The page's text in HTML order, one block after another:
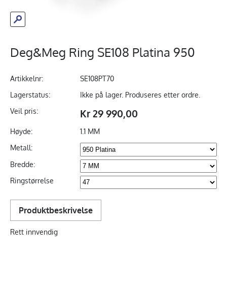
Deg&Meg Ring SE108 Platina 950
Artikkelnr:
SE108PT70
Lagerstatus:
Ikke på lager. Produseres etter ordre.
Veil pris:
Kr 29 990,00
Høyde:
1.1 MM
Metall:
Bredde:
Ringstørrelse
Produktbeskrivelse
Rett innvendig